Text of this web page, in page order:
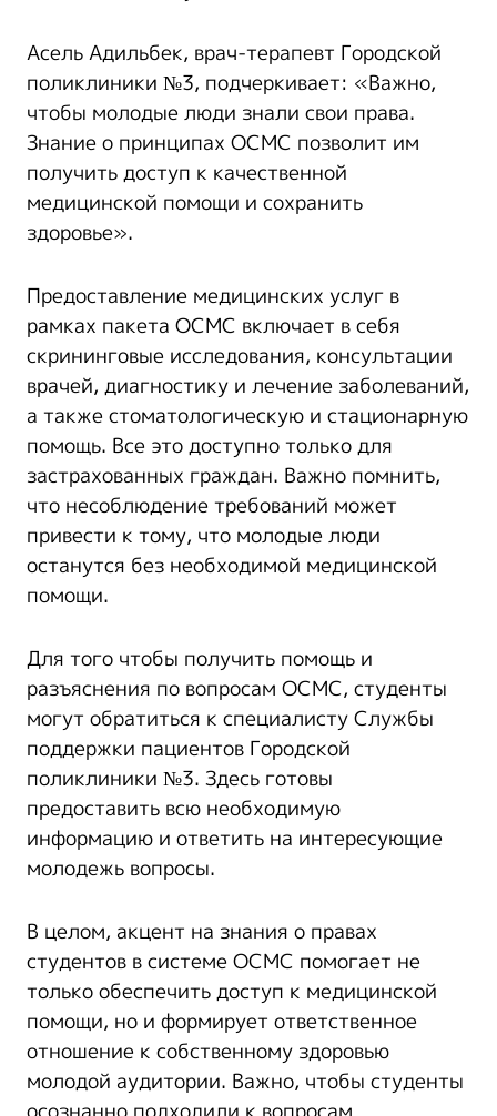
Асель Адильбек, врач-терапевт Городской
поликлиники №3, подчеркивает: «Важно,
чтобы молодые люди знали свои права.
Знание о принципах ОСМС позволит им
получить доступ к качественной
медицинской помощи и сохранить
здоровье».
Предоставление медицинских услуг в
рамках пакета ОСМС включает в себя
скрининговые исследования, консультации
врачей, диагностику и лечение заболеваний,
а также стоматологическую и стационарную
помощь. Все это доступно только для
застрахованных граждан. Важно помнить,
что несоблюдение требований может
привести к тому, что молодые люди
останутся без необходимой медицинской
помощи.
Для того чтобы получить помощь и
разъяснения по вопросам ОСМС, студенты
могут обратиться к специалисту Службы
поддержки пациентов Городской
поликлиники №3. Здесь готовы
предоставить всю необходимую
информацию и ответить на интересующие
молодежь вопросы.
В целом, акцент на знания о правах
студентов в системе ОСМС помогает не
только обеспечить доступ к медицинской
помощи, но и формирует ответственное
отношение к собственному здоровью
молодой аудитории. Важно, чтобы студенты